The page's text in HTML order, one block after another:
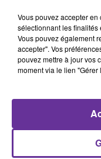
en Irak avant d'être
Des milliers de
avaient lors afflué en
eux de nombreux
Vous pouvez accepter en
sélectionnant les finalités
Vous pouvez également
accepter". Vos
pouvez mettre à jour vos
moment via le lien